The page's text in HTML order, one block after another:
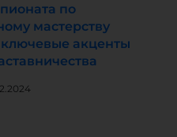
по
мастерству
акценты